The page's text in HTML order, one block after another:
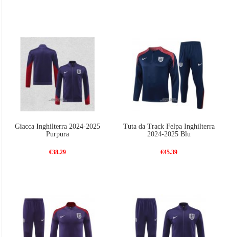
Giacca Inghilterra 2024-2025
Purpura
€38.29
Tuta da Track Felpa Inghilterra
2024-2025 Blu
€45.39